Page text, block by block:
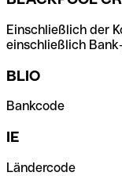
Einschließlich der
einschließlich
BLIO
Bankcode
IE
Ländercode